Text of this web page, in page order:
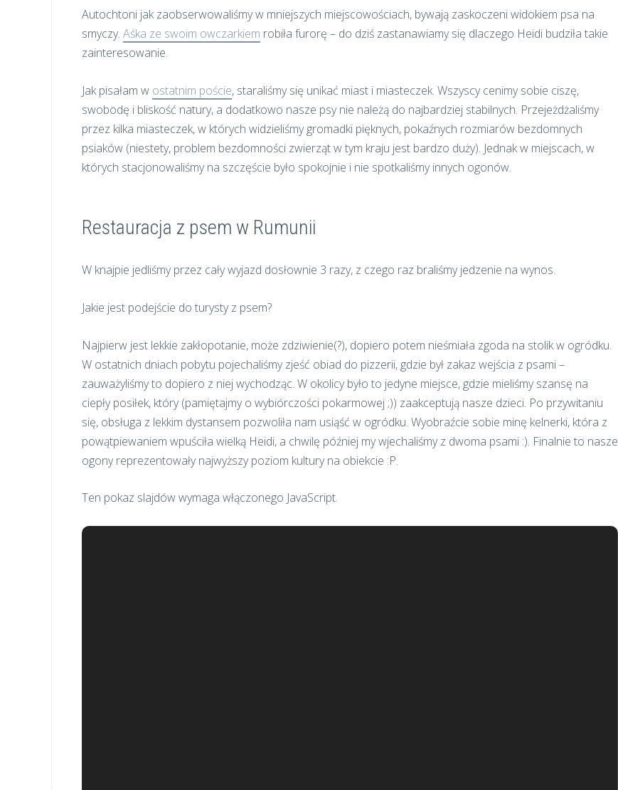
Autochtoni jak zaobserwowaliśmy w mniejszych miejscowościach, bywają zaskoczeni widokiem psa na
smyczy. Aśka ze swoim owczarkiem robiła furorę – do dziś zastanawiamy się dlaczego Heidi budziła takie
zainteresowanie.
Jak pisałam w ostatnim poście, staraliśmy się unikać miast i miasteczek. Wszyscy cenimy sobie ciszę,
swobodę i bliskość natury, a dodatkowo nasze psy nie należą do najbardziej stabilnych. Przejeżdżaliśmy
przez kilka miasteczek, w których widzieliśmy gromadki pięknych, pokaźnych rozmiarów bezdomnych
psiaków (niestety, problem bezdomności zwierząt w tym kraju jest bardzo duży). Jednak w miejscach, w
których stacjonowaliśmy na szczęście było spokojnie i nie spotkaliśmy innych ogonów.
Restauracja z psem w Rumunii
W knajpie jedliśmy przez cały wyjazd dosłownie 3 razy, z czego raz braliśmy jedzenie na wynos.
Jakie jest podejście do turysty z psem?
Najpierw jest lekkie zakłopotanie, może zdziwienie(?), dopiero potem nieśmiała zgoda na stolik w ogródku.
W ostatnich dniach pobytu pojechaliśmy zjeść obiad do pizzerii, gdzie był zakaz wejścia z psami –
zauważyliśmy to dopiero z niej wychodząc. W okolicy było to jedyne miejsce, gdzie mieliśmy szansę na
ciepły posiłek, który (pamiętajmy o wybiórczości pokarmowej ;)) zaakceptują nasze dzieci. Po przywitaniu
się, obsługa z lekkim dystansem pozwoliła nam usiąść w ogródku. Wyobraźcie sobie minę kelnerki, która z
powątpiewaniem wpuściła wielką Heidi, a chwilę później my wjechaliśmy z dwoma psami :). Finalnie to nasze
ogony reprezentowały najwyższy poziom kultury na obiekcie :P.
Ten pokaz slajdów wymaga włączonego JavaScript.